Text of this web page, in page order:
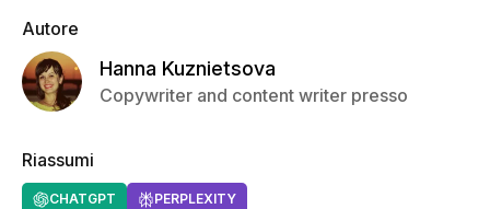
Autore
Hanna Kuznietsova
Copywriter and content writer presso
Riassumi
CHATGPT PERPLEXITY